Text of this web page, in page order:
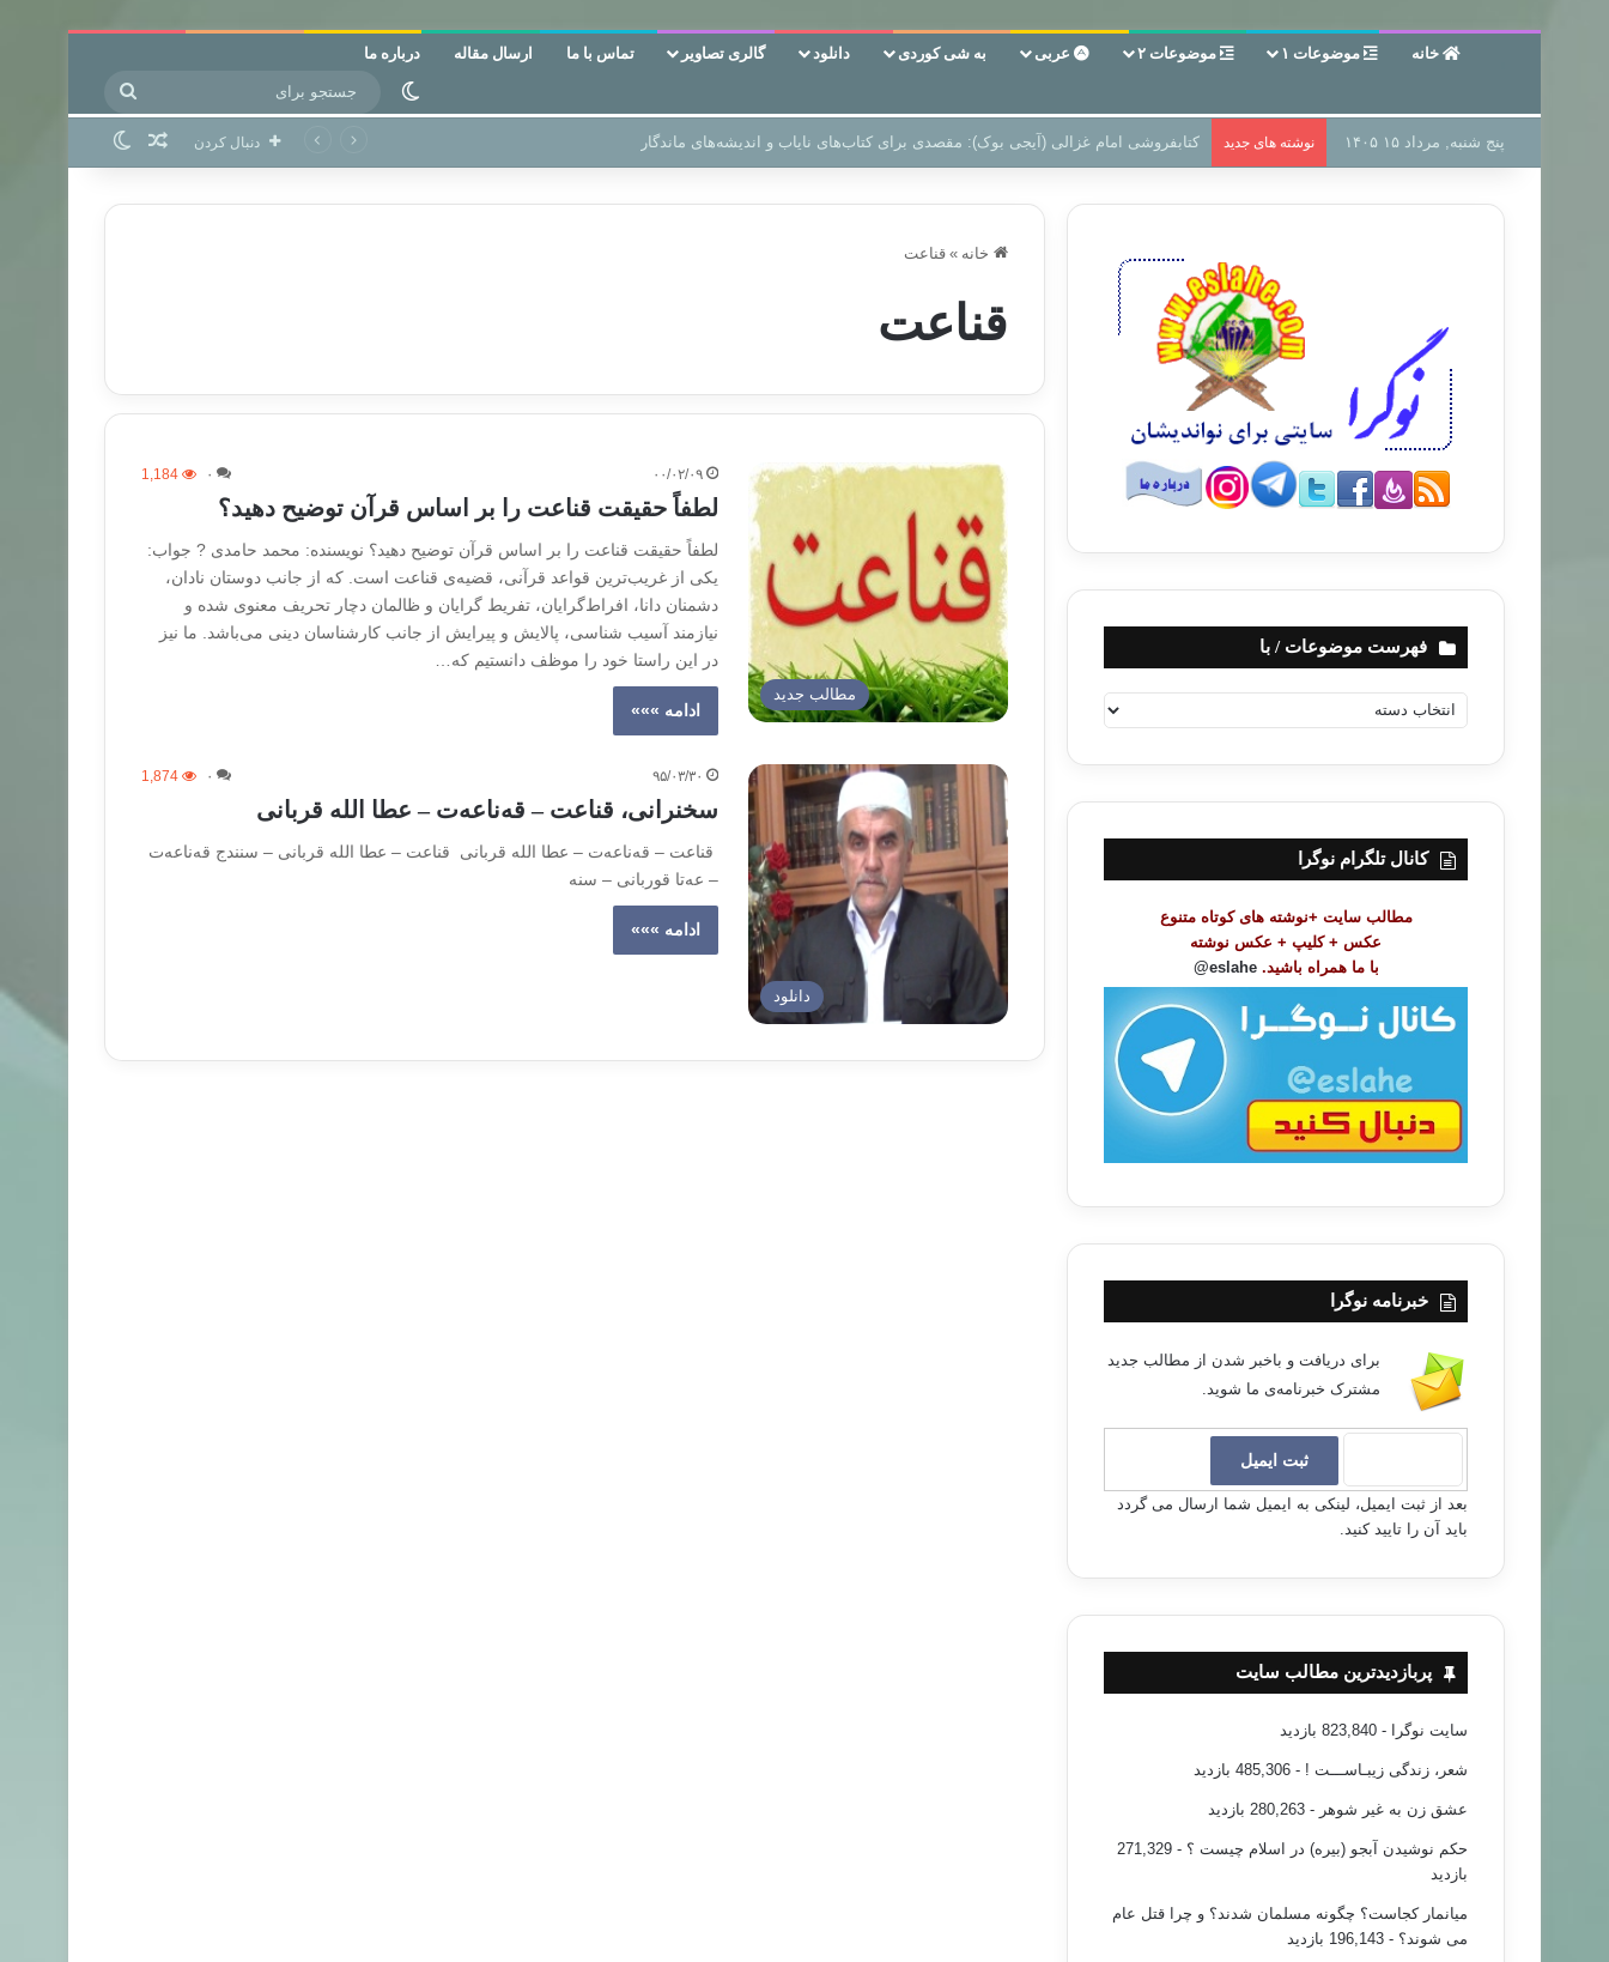
خانه موضوعات ۱ موضوعات ۲ عربی به شی کوردی دانلود گالری تصاویر تماس با ما ارسال مقاله درباره ما
تغییر پوسته
برای پنج شنبه, مرداد ۱۵ ۱۴۰۵ نوشته های جدید سر دفتر فساد در زمین‌، دوری وکناره‌گیری از راه خداست‌! دنبال کردن نوشته تصادفی
خانه » قناعت
قناعت
مطالب جدید
۰۰/۰۲/۰۹ ۰ 1,184
لطفاً حقیقت قناعت را بر اساس قرآن توضیح دهید؟
لطفاً حقیقت قناعت را بر اساس قرآن توضیح دهید؟ نویسنده: محمد حامدی ? جواب:
یکی از غریب‌ترین قواعد قرآنی، قضیه‌ی قناعت است. که از جانب دوستان نادان،
دشمنان دانا، افراط‌گرایان، تفریط گرایان و ظالمان دچار تحریف معنوی شده و
نیازمند آسیب شناسی، پالایش و پیرایش از جانب کارشناسان دینی می‌باشد. ما نیز
در این راستا خود را موظف دانستیم که…
ادامه »»»
دانلود
۹۵/۰۳/۳۰ ۰ 1,874
سخنرانی، قناعت – قەناعەت – عطا الله قربانی
قناعت – قەناعەت – عطا الله قربانی قناعت – عطا الله قربانی – سنندج قەناعەت
– عەتا قوربانی – سنە
ادامه »»»
فهرست موضوعات / با
ه
ت
ض
کانال تلگرام نوگرا
مطالب سایت +نوشته های کوتاه متنوع
عکس + کلیپ + عکس نوشته
با ما همراه باشید. eslahe@
خبرنامه نوگرا
برای دریافت و باخبر شدن از مطالب جدید
مشترک خبرنامه‌ی ما شوید.
بعد از ثبت ایمیل، لینکی به ایمیل شما ارسال می گردد
باید آن را تایید کنید.
پربازدیدترین مطالب سایت
سایت نوگرا - 823,840 بازدید
شعر، زندگی زیبـاســـت ! - 485,306 بازدید
عشق زن به غیر شوهر - 280,263 بازدید
حکم نوشیدن آبجو (بیره) در اسلام چیست ؟
- 271,329
بازدید
میانمار کجاست؟ چگونه مسلمان شدند؟ و چرا قتل عام
می شوند؟ - 196,143 بازدید